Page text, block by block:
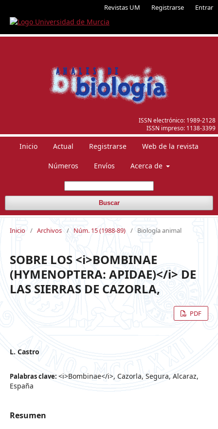
Revistas UM Registrarse Entrar
ISSN electrónico: 1989-2128
ISSN impreso: 1138-3399
Inicio Actual Registrarse Web de la revista
Números Envíos Acerca de
Buscar
Inicio / Archivos / Núm. 15 (1988-89) / Biología animal
SOBRE LOS <i>BOMBINAE
(HYMENOPTERA: APIDAE)</i> DE
LAS SIERRAS DE CAZORLA,
PDF
L. Castro
Palabras clave: <i>Bombinae</i>, Cazorla, Segura, Alcaraz,
España
Resumen